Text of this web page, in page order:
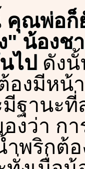
คุณพ่อก็
" น้องช
ไปดังนั้
องมีหน้
านะที่
งว่า ก
พริกต้อ